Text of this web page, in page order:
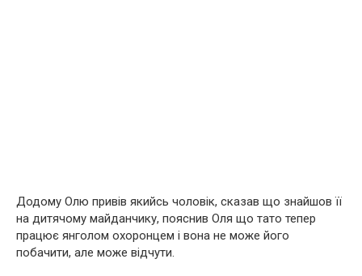
Додому Олю привів якийсь чоловік, сказав що знайшов її
на дитячому майданчику, пояснив Оля що тато тепер
працює янголом охоронцем і вона не може його
побачити, але може відчути.